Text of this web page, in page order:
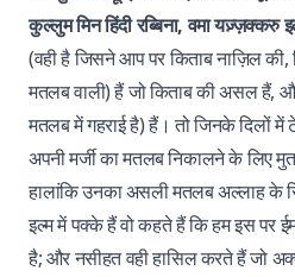
कुल्लुम मिन हिंदी रब्बिना, वमा यज़्ज़क्करु
(वही है जिसने आप पर किताब नाज़िल
मतलब वाली) हैं जो किताब की असल हैं,
मतलब में गहराई है) हैं। तो जिनके दिलों
अपनी मर्जी का मतलब निकालने के लिए
हालांकि उनका असली मतलब अल्लाह के
इल्म में पक्के हैं वो कहते हैं कि हम इस पर
है; और नसीहत वही हासिल करते हैं जो